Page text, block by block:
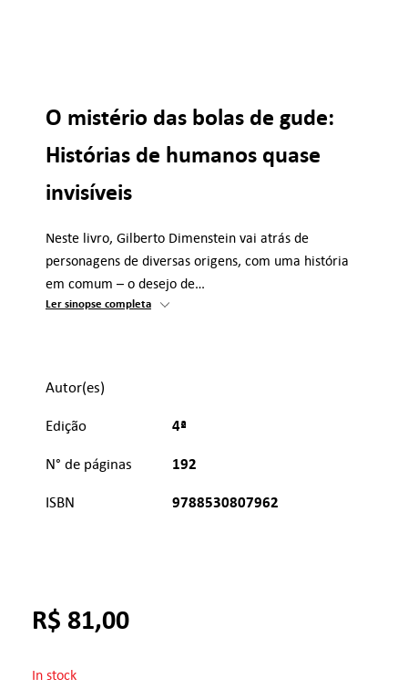
O mistério das bolas de gude:
Histórias de humanos quase
invisíveis
Neste livro, Gilberto Dimenstein vai atrás de
personagens de diversas origens, com uma história
em comum – o desejo de…
Ler sinopse completa
Autor(es)
Edição 4ª
N° de páginas 192
ISBN 9788530807962
R$ 81,00
In stock